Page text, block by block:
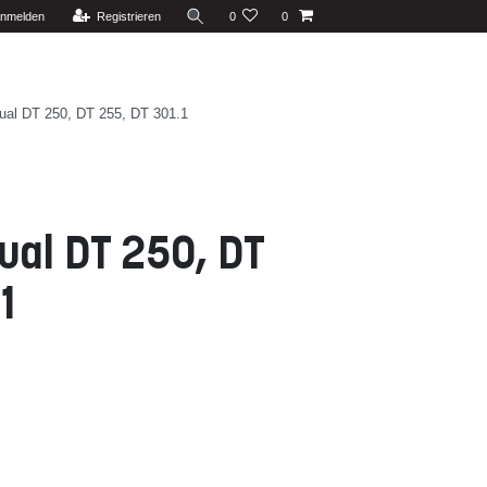
Registrieren 0 0
DT 250, DT 255, DT 301.1
DT 250, DT